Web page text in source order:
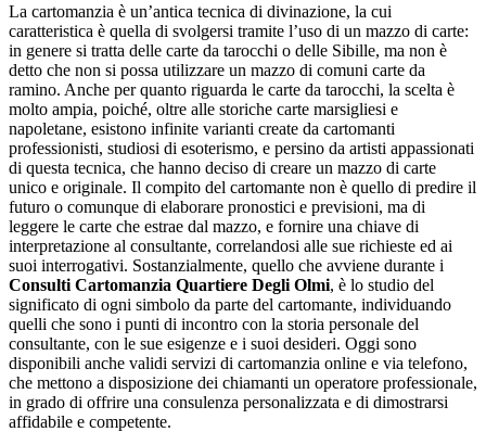
La cartomanzia è un’antica tecnica di divinazione, la cui
caratteristica è quella di svolgersi tramite l’uso di un mazzo di carte:
in genere si tratta delle carte da tarocchi o delle Sibille, ma non è
detto che non si possa utilizzare un mazzo di comuni carte da
ramino. Anche per quanto riguarda le carte da tarocchi, la scelta è
molto ampia, poiché, oltre alle storiche carte marsigliesi e
napoletane, esistono infinite varianti create da cartomanti
professionisti, studiosi di esoterismo, e persino da artisti appassionati
di questa tecnica, che hanno deciso di creare un mazzo di carte
unico e originale. Il compito del cartomante non è quello di predire il
futuro o comunque di elaborare pronostici e previsioni, ma di
leggere le carte che estrae dal mazzo, e fornire una chiave di
interpretazione al consultante, correlandosi alle sue richieste ed ai
suoi interrogativi. Sostanzialmente, quello che avviene durante i
Consulti Cartomanzia Quartiere Degli Olmi, è lo studio del
significato di ogni simbolo da parte del cartomante, individuando
quelli che sono i punti di incontro con la storia personale del
consultante, con le sue esigenze e i suoi desideri. Oggi sono
disponibili anche validi servizi di cartomanzia online e via telefono,
che mettono a disposizione dei chiamanti un operatore professionale,
in grado di offrire una consulenza personalizzata e di dimostrarsi
affidabile e competente.